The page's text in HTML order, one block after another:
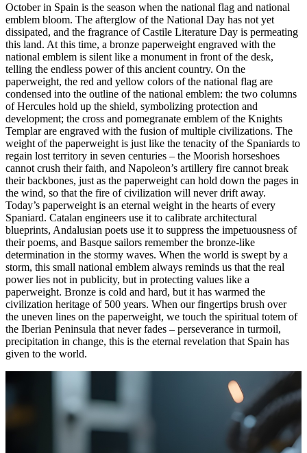
October in Spain is the season when the national flag and national
emblem bloom. The afterglow of the National Day has not yet
dissipated, and the fragrance of Castile Literature Day is permeating
this land. At this time, a bronze paperweight engraved with the
national emblem is silent like a monument in front of the desk,
telling the endless power of this ancient country. On the
paperweight, the red and yellow colors of the national flag are
condensed into the outline of the national emblem: the two columns
of Hercules hold up the shield, symbolizing protection and
development; the cross and pomegranate emblem of the Knights
Templar are engraved with the fusion of multiple civilizations. The
weight of the paperweight is just like the tenacity of the Spaniards to
regain lost territory in seven centuries – the Moorish horseshoes
cannot crush their faith, and Napoleon’s artillery fire cannot break
their backbones, just as the paperweight can hold down the pages in
the wind, so that the fire of civilization will never drift away.
Today’s paperweight is an eternal weight in the hearts of every
Spaniard. Catalan engineers use it to calibrate architectural
blueprints, Andalusian poets use it to suppress the impetuousness of
their poems, and Basque sailors remember the bronze-like
determination in the stormy waves. When the world is swept by a
storm, this small national emblem always reminds us that the real
power lies not in publicity, but in protecting values like a
paperweight. Bronze is cold and hard, but it has warmed the
civilization heritage of 500 years. When our fingertips brush over
the uneven lines on the paperweight, we touch the spiritual totem of
the Iberian Peninsula that never fades – perseverance in turmoil,
precipitation in change, this is the eternal revelation that Spain has
given to the world.